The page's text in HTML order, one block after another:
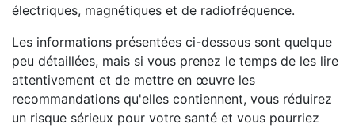
électriques, magnétiques et de radiofréquence.
Les informations présentées ci-dessous sont quelque
peu détaillées, mais si vous prenez le temps de les lire
attentivement et de mettre en œuvre les
recommandations qu'elles contiennent, vous réduirez
un risque sérieux pour votre santé et vous pourriez